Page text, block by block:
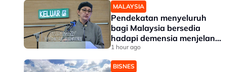
MALAYSIA
Pendekatan menyeluruh
bagi Malaysia bersedia
hadapi demensia menjelang
2030 - Hanifah
1 hour ago
BISNES